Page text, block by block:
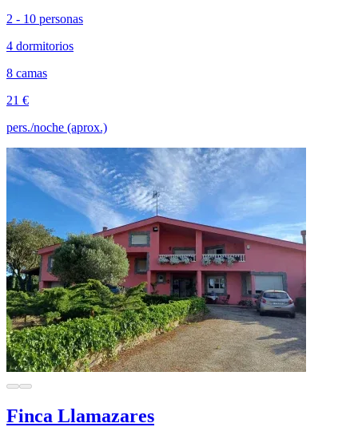
2 - 10 personas
4 dormitorios
8 camas
21 €
pers./noche (aprox.)
Finca Llamazares